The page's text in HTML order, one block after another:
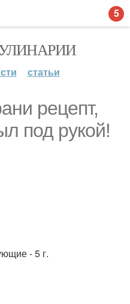
статьи
рецепт,
под рукой!
- 5 г.
5